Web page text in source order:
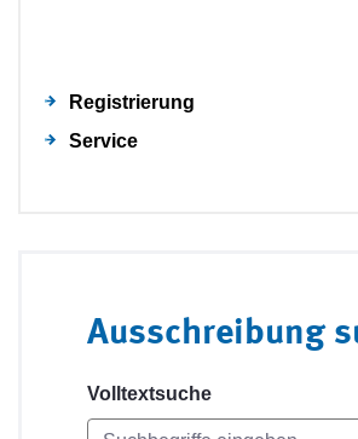
Registrierung
Service
Ausschreibung
Volltextsuche